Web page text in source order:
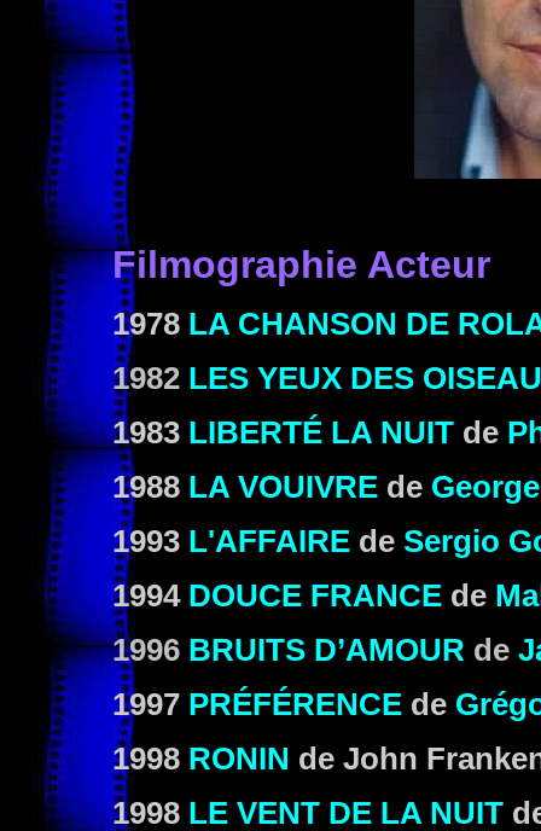
Filmographie Acteur
1978 LA CHANSON DE
1982 LES YEUX DES
1983 LIBERTÉ LA NUIT de
1988 LA VOUIVRE de
1993 L'AFFAIRE de Sergio
1994 DOUCE FRANCE de
1996 BRUITS D’AMOUR de
1997 PRÉFÉRENCE de
1998 RONIN de John
1998 LE VENT DE LA NUIT